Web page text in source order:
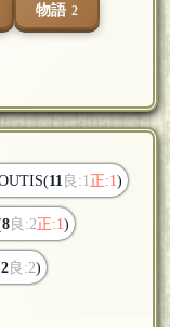
物語 2
11良:1正:1)
8良:2正:1)
2良:2)